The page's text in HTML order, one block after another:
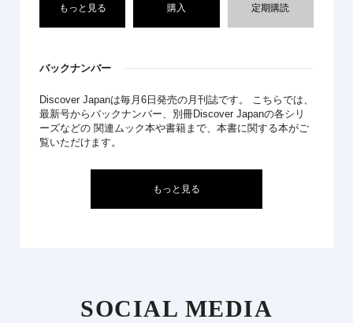
もっと見る 購入 定期購読
バックナンバー
Discover Japanは毎月6日発売の月刊誌です。 こちらでは、
最新号からバックナンバー、別冊Discover Japanの各シリ
ーズなどの 関連ムック本や書籍まで、本書に関する本がご
覧いただけます。
もっと見る
SOCIAL MEDIA